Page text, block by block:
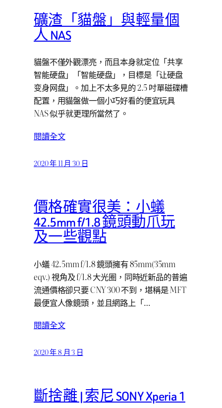
礦渣「貓盤」與輕量個
人 NAS
貓盤不僅外觀漂亮，而且本身就定位「共享
智能硬盘」「智能硬盘」，目標是「让硬盘
变身网盘」。加上不太多見的 2.5 吋單磁碟槽
配置，用貓盤做一個小巧好看的便宜玩具
NAS 似乎就更理所當然了。
閱讀全文
2020 年 11 月 30 日
價格確實很美：小蟻
42.5mm f/1.8 鏡頭動爪玩
及一些觀點
小蟻 42.5mm f/1.8 鏡頭擁有 85mm(35mm
eqv.) 視角及 f/1.8 大光圈，同時近新品的普遍
流通價格卻只要 CNY 300 不到，堪稱是 MFT
最便宜人像鏡頭，並且網路上「…
閱讀全文
2020 年 8 月 3 日
斷捨離 | 索尼 SONY Xperia 1